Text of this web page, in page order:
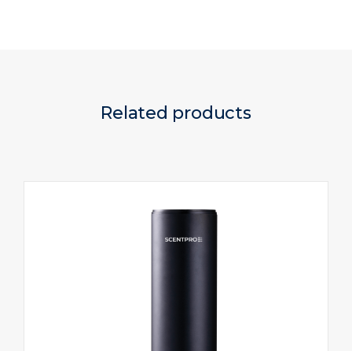
Related products